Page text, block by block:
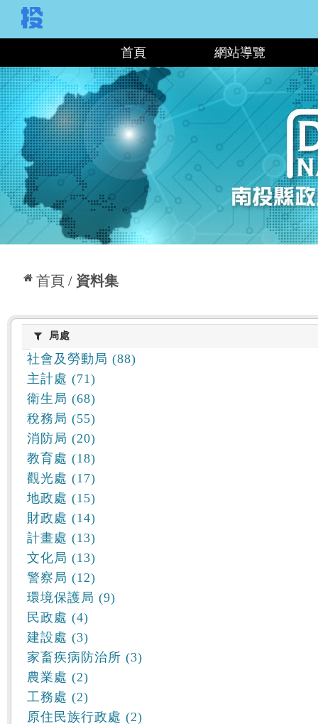
首頁 網站導覽
首頁 資料集
:::
局處局處
社會及勞動局 (88)
主計處 (71)
衛生局 (68)
稅務局 (55)
消防局 (20)
教育處 (18)
觀光處 (17)
地政處 (15)
財政處 (14)
計畫處 (13)
文化局 (13)
警察局 (12)
環境保護局 (9)
民政處 (4)
建設處 (3)
家畜疾病防治所 (3)
農業處 (2)
工務處 (2)
原住民族行政處 (2)